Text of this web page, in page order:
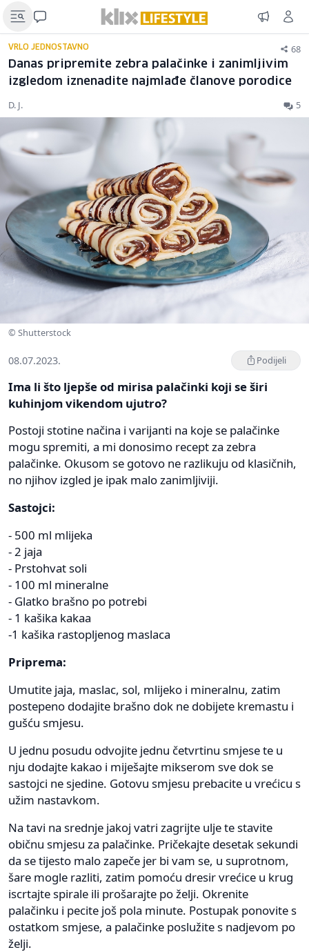
VRLO JEDNOSTAVNO 68
Danas pripremite zebra palačinke i zanimljivim
izgledom iznenadite najmlađe članove porodice
D. J. 5
© Shutterstock
08.07.2023. Podijeli
Ima li što ljepše od mirisa palačinki koji se širi
kuhinjom vikendom ujutro?
Postoji stotine načina i varijanti na koje se palačinke
mogu spremiti, a mi donosimo recept za zebra
palačinke. Okusom se gotovo ne razlikuju od klasičnih,
no njihov izgled je ipak malo zanimljiviji.
Sastojci:
- 500 ml mlijeka
- 2 jaja
- Prstohvat soli
- 100 ml mineralne
- Glatko brašno po potrebi
- 1 kašika kakaa
-1 kašika rastopljenog maslaca
Priprema:
Umutite jaja, maslac, sol, mlijeko i mineralnu, zatim
postepeno dodajite brašno dok ne dobijete kremastu i
gušću smjesu.
U jednu posudu odvojite jednu četvrtinu smjese te u
nju dodajte kakao i miješajte mikserom sve dok se
sastojci ne sjedine. Gotovu smjesu prebacite u vrećicu s
užim nastavkom.
Na tavi na srednje jakoj vatri zagrijte ulje te stavite
običnu smjesu za palačinke. Pričekajte desetak sekundi
da se tijesto malo zapeče jer bi vam se, u suprotnom,
šare mogle razliti, zatim pomoću dresir vrećice u krug
iscrtajte spirale ili prošarajte po želji. Okrenite
palačinku i pecite još pola minute. Postupak ponovite s
ostatkom smjese, a palačinke poslužite s nadjevom po
želji.